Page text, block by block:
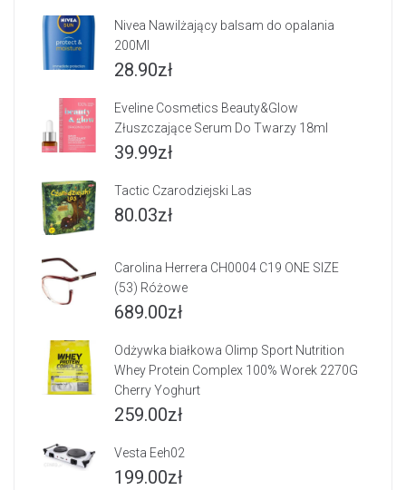
Nivea Nawilżający balsam do opalania
200Ml
28.90zł
Eveline Cosmetics Beauty&Glow
Złuszczające Serum Do Twarzy 18ml
39.99zł
Tactic Czarodziejski Las
80.03zł
Carolina Herrera CH0004 C19 ONE SIZE
(53) Różowe
689.00zł
Odżywka białkowa Olimp Sport Nutrition
Whey Protein Complex 100% Worek 2270G
Cherry Yoghurt
259.00zł
Vesta Eeh02
199.00zł